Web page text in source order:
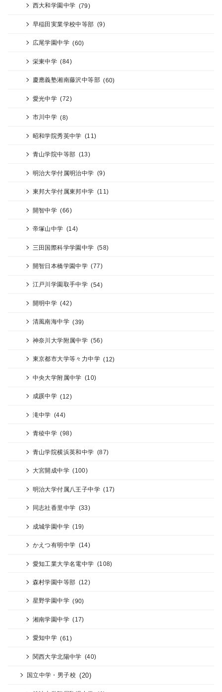
西大和学園中学 (79)
早稲田実業学校中等部 (9)
広尾学園中学 (60)
栄東中学 (84)
慶應義塾湘南藤沢中等部 (60)
愛光中学 (72)
市川中学 (8)
昭和学院秀英中学 (11)
青山学院中等部 (13)
明治大学付属明治中学 (9)
東邦大学付属東邦中学 (11)
開智中学 (66)
帝塚山中学 (14)
三田国際科学学園中学 (58)
開智日本橋学園中学 (77)
江戸川学園取手中学 (54)
開明中学 (42)
清風南海中学 (39)
神奈川大学附属中学 (56)
東京都市大学等々力中学 (12)
中央大学附属中学 (10)
成蹊中学 (12)
滝中学 (44)
青稜中学 (98)
青山学院横浜英和中学 (87)
大宮開成中学 (100)
明治大学付属八王子中学 (17)
同志社香里中学 (33)
成城学園中学 (19)
かえつ有明中学 (14)
愛知工業大学名電中学 (108)
森村学園中等部 (12)
星野学園中学 (90)
湘南学園中学 (17)
愛知中学 (61)
関西大学北陽中学 (40)
国立中学・男子校 (20)